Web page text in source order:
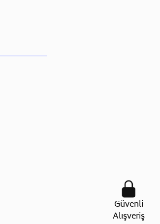
Güvenli
Alışveriş